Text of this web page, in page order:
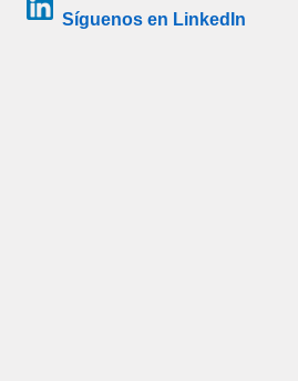
Síguenos en LinkedIn